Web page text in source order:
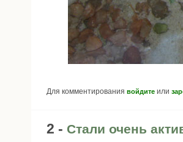
Для комментирования войдите или
2 - Стали очень